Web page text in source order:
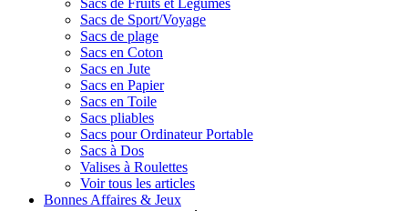
Sacs de Fruits et Legumes
Sacs de Sport/Voyage
Sacs de plage
Sacs en Coton
Sacs en Jute
Sacs en Papier
Sacs en Toile
Sacs pliables
Sacs pour Ordinateur Portable
Sacs à Dos
Valises à Roulettes
Voir tous les articles
Bonnes Affaires & Jeux